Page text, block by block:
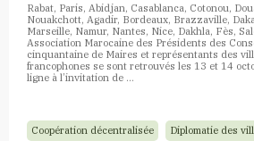
Rabat, Paris, Abidjan, Casablanca, Cotonou,
Nouakchott, Agadir, Bordeaux, Brazzaville,
Marseille, Namur, Nantes, Nice, Dakhla, Fès,
Association Marocaine des Présidents des
cinquantaine de Maires et représentants des
francophones se sont retrouvés les 13 et 14
ligne à l’invitation de …
Coopération décentralisée Diplomatie des